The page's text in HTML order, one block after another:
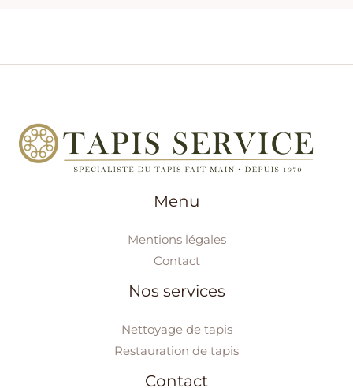
Menu
Mentions légales
Contact
Nos services
Nettoyage de tapis
Restauration de tapis
Contact